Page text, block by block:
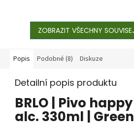
ZOBRAZIT VŠECHNY
Popis Podobné (8) Diskuze
Detailní popis produktu
BRLO | Pivo
alc. 330ml |